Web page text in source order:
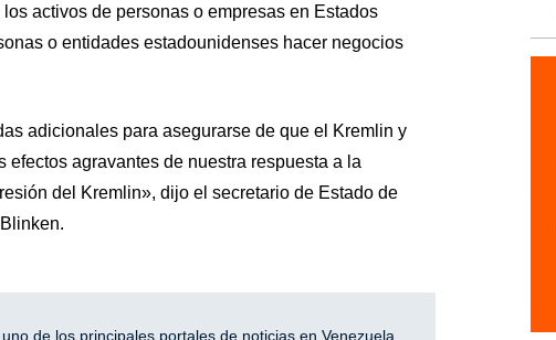
activos de personas o empresas en Estados
o entidades estadounidenses hacer negocios
adicionales para asegurarse de que el Kremlin y
efectos agravantes de nuestra respuesta a la
del Kremlin», dijo el secretario de Estado de
de los principales portales de noticias en Venezuela